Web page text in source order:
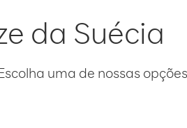
da Suécia
uma de nossas